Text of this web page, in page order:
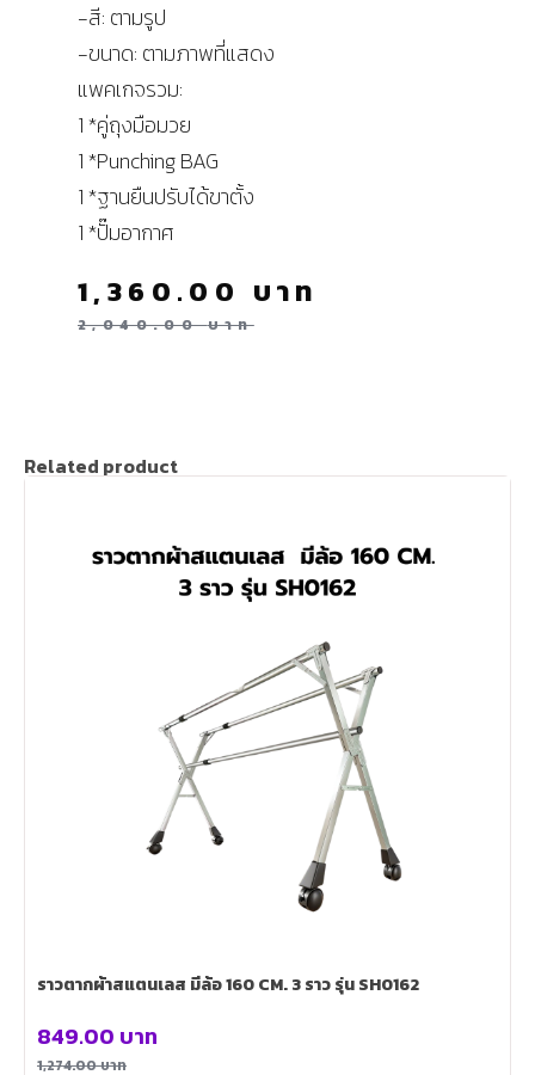
-สี: ตามรูป
-ขนาด: ตามภาพที่แสดง
แพคเกจรวม:
1 *คู่ถุงมือมวย
1 *Punching BAG
1 *ฐานยืนปรับได้ขาตั้ง
1 *ปั๊มอากาศ
2,040.00บาท
1,360.00 บาท
Related product
ราวตากผ้าสแตนเลส มีล้อ 160 CM. 3 ราว รุ่น SH0162
1,274.00บาท
849.00 บาท